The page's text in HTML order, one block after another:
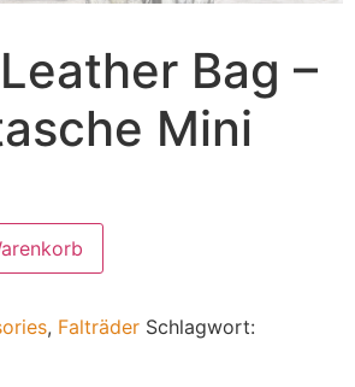
Bag –
Mini
, Falträder Schlagwort: